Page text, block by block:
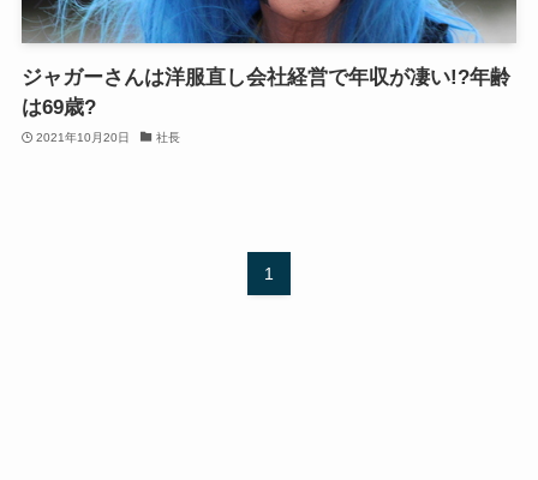
ジャガーさんは洋服直し会社経営で年収が凄い!?年齢
は69歳?
2021年10月20日 社長
1